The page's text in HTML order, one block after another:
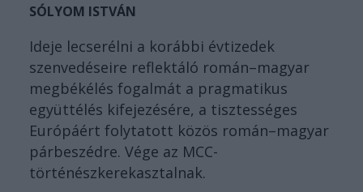
SÓLYOM ISTVÁN
Ideje lecserélni a korábbi évtizedek
szenvedéseire reflektáló román–magyar
megbékélés fogalmát a pragmatikus
együttélés kifejezésére, a tisztességes
Európáért folytatott közös román–magyar
párbeszédre. Vége az MCC-
történészkerekasztalnak.